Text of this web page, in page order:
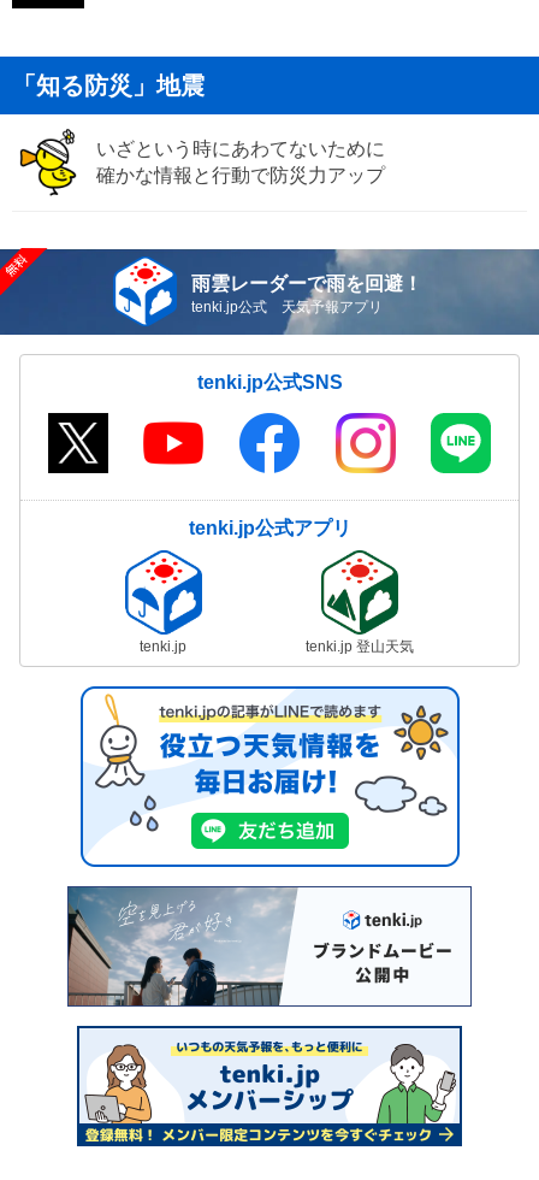
「知る防災」地震
いざという時にあわてないために
確かな情報と行動で防災力アップ
雨雲レーダーで雨を回避！
tenki.jp公式 天気予報アプリ
tenki.jp公式SNS
tenki.jp公式アプリ
tenki.jp tenki.jp 登山天気